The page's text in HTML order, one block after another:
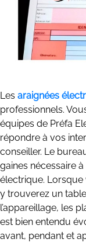
Les araignées
professionnels.
équipes de Préfa
répondre à vos
conseiller. Le
gaines nécessaire
électrique.
y trouverez un
l’appareillage, les
est bien entendu
avant, pendant et